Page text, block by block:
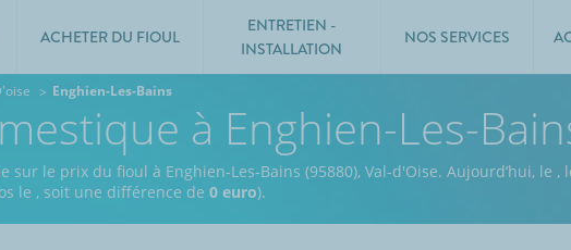
ACHETER DU FIOUL
ENTRETIEN -
INSTALLATION
NOS SERVICES
Enghien-Les-Bains
à Enghien-Les-
le prix du fioul à Enghien-Les-Bains (95880), Val-d'Oise. Aujourd’hui, le ,
le , soit une différence de 0 euro).